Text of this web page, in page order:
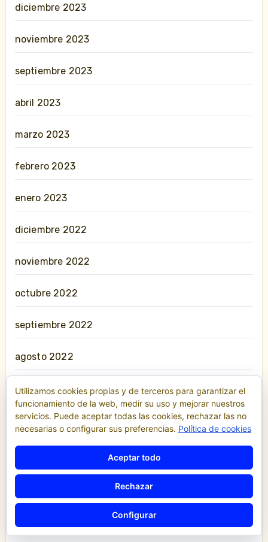
diciembre 2023
noviembre 2023
septiembre 2023
abril 2023
marzo 2023
febrero 2023
enero 2023
diciembre 2022
noviembre 2022
octubre 2022
septiembre 2022
agosto 2022
julio 2022
mayo 2022
abril 2022
Utilizamos cookies propias y de terceros para garantizar el
funcionamiento de la web, medir su uso y mejorar nuestros
servicios. Puede aceptar todas las cookies, rechazar las no
necesarias o configurar sus preferencias. Política de cookies
Aceptar todo
Rechazar
Configurar